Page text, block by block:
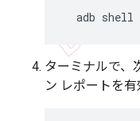
adb shell
ターミナルで、
ン レポートを有